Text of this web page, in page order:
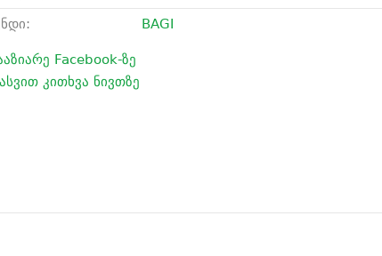
BAGI
Facebook-ზე
კითხვა ნივთზე